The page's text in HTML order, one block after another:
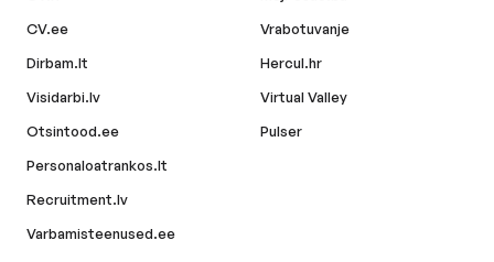
CV.ee
Dirbam.lt
Visidarbi.lv
Otsintood.ee
Personaloatrankos.lt
Recruitment.lv
Varbamisteenused.ee
Vrabotuvanje
Hercul.hr
Virtual Valley
Pulser